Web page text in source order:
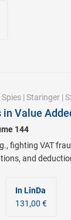
Spies| Staringer|
Value
144
fighting VAT
and
In LinDa
131,00 €